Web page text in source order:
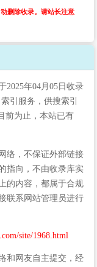
删除收录。请站长注意
2025年04月05日收录
引服务，供搜索引
前为止，本站已有
络，不保证外部链接
指向，不由收录库实
的内容，都属于合规
联系网站管理员进行
site/1968.html
和网友自主提交，经